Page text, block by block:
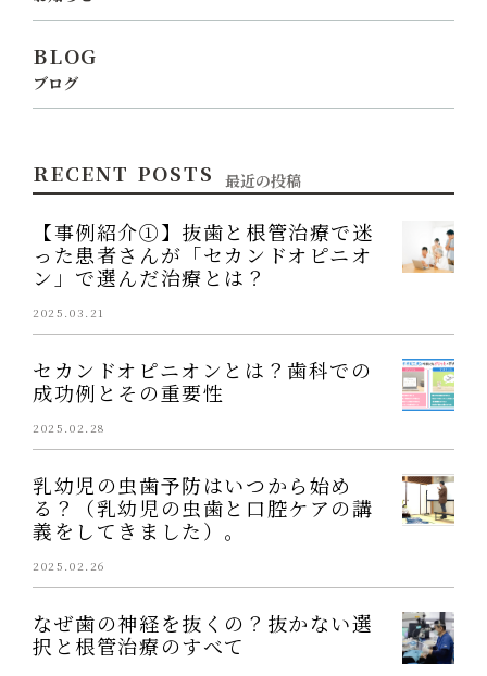
BLOG
ブログ
RECENT POSTS 最近の投稿
【事例紹介①】抜歯と根管治療で迷
った患者さんが「セカンドオピニオ
ン」で選んだ治療とは？
2025.03.21
セカンドオピニオンとは？歯科での
成功例とその重要性
2025.02.28
乳幼児の虫歯予防はいつから始め
る？（乳幼児の虫歯と口腔ケアの講
義をしてきました）。
2025.02.26
なぜ歯の神経を抜くの？抜かない選
択と根管治療のすべて